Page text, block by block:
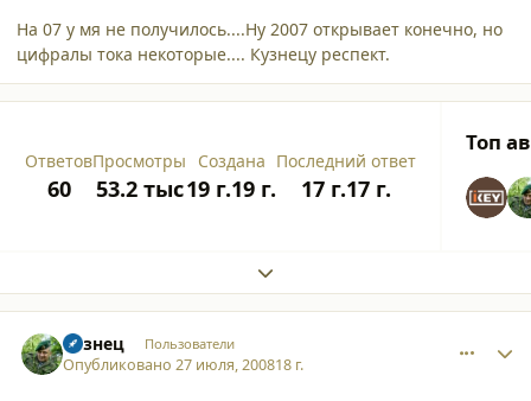
На 07 у мя не получилось....Ну 2007 открывает конечно, но
цифралы тока некоторые.... Кузнецу респект.
Ответов
60
Просмотры
53.2 тыс
Создана
19 г.19 г.
Последний ответ
17 г.17 г.
Топ
Expand topic overview
Кузнец Пользователи
Опубликовано27 июля, 200818 г.